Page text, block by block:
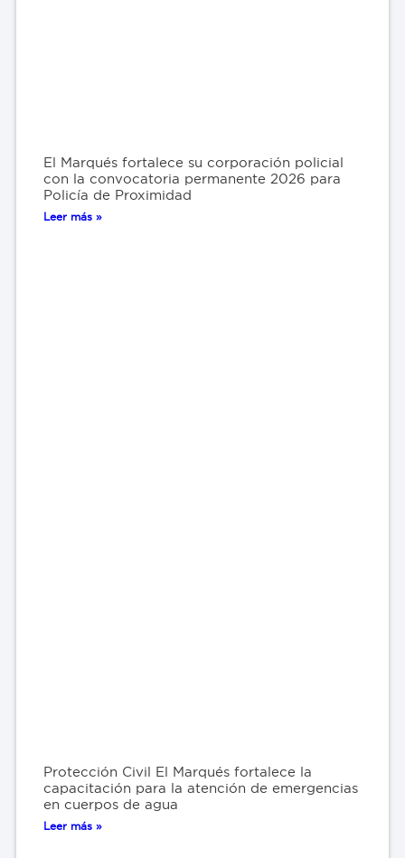
El Marqués fortalece su corporación policial
con la convocatoria permanente 2026 para
Policía de Proximidad
Leer más »
Protección Civil El Marqués fortalece la
capacitación para la atención de emergencias
en cuerpos de agua
Leer más »